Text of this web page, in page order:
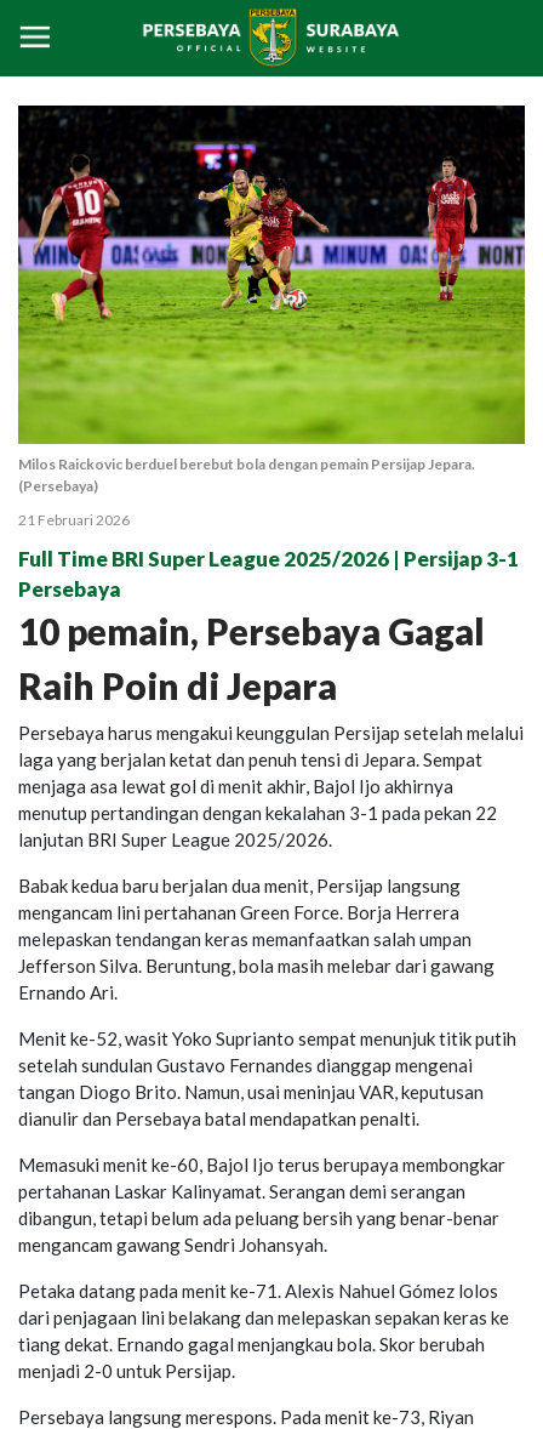
Milos Raickovic berduel berebut bola dengan pemain Persijap Jepara.
(Persebaya)
21 Februari 2026
Full Time BRI Super League 2025/2026 | Persijap 3-1
Persebaya
10 pemain, Persebaya Gagal
Raih Poin di Jepara
Persebaya harus mengakui keunggulan Persijap setelah melalui
laga yang berjalan ketat dan penuh tensi di Jepara. Sempat
menjaga asa lewat gol di menit akhir, Bajol Ijo akhirnya
menutup pertandingan dengan kekalahan 3-1 pada pekan 22
lanjutan BRI Super League 2025/2026.
Babak kedua baru berjalan dua menit, Persijap langsung
mengancam lini pertahanan Green Force. Borja Herrera
melepaskan tendangan keras memanfaatkan salah umpan
Jefferson Silva. Beruntung, bola masih melebar dari gawang
Ernando Ari.
Menit ke-52, wasit Yoko Suprianto sempat menunjuk titik putih
setelah sundulan Gustavo Fernandes dianggap mengenai
tangan Diogo Brito. Namun, usai meninjau VAR, keputusan
dianulir dan Persebaya batal mendapatkan penalti.
Memasuki menit ke-60, Bajol Ijo terus berupaya membongkar
pertahanan Laskar Kalinyamat. Serangan demi serangan
dibangun, tetapi belum ada peluang bersih yang benar-benar
mengancam gawang Sendri Johansyah.
Petaka datang pada menit ke-71. Alexis Nahuel Gómez lolos
dari penjagaan lini belakang dan melepaskan sepakan keras ke
tiang dekat. Ernando gagal menjangkau bola. Skor berubah
menjadi 2-0 untuk Persijap.
Persebaya langsung merespons. Pada menit ke-73, Riyan